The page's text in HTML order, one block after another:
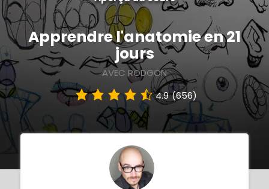
Apprendre l'anatomie en 21
jours
AVEC RODGON
4.9 (656)